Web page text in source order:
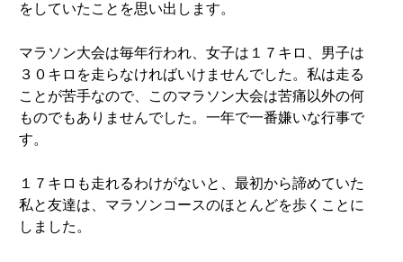
をしていたことを思い出します。
マラソン大会は毎年行われ、女子は１７キロ、男子は
３０キロを走らなければいけませんでした。私は走る
ことが苦手なので、このマラソン大会は苦痛以外の何
ものでもありませんでした。一年で一番嫌いな行事で
す。
１７キロも走れるわけがないと、最初から諦めていた
私と友達は、マラソンコースのほとんどを歩くことに
しました。